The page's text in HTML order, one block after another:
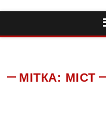
МІТКА: МІСТ